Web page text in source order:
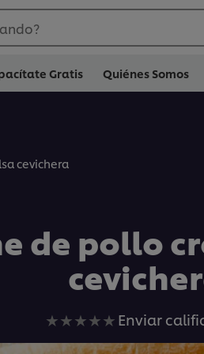
Gratis Quiénes Somos
cevichera
de pollo
No
se
Enviar